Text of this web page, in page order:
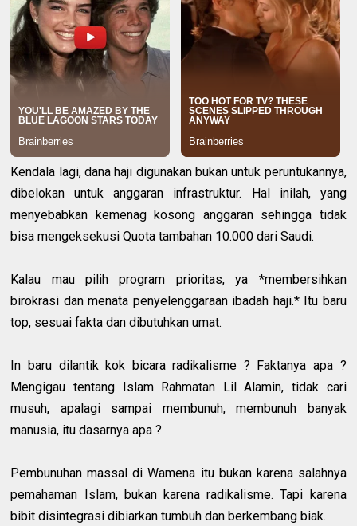
Kendala lagi, dana haji digunakan bukan untuk peruntukannya,
dibelokan untuk anggaran infrastruktur. Hal inilah, yang
menyebabkan kemenag kosong anggaran sehingga tidak
bisa mengeksekusi Quota tambahan 10.000 dari Saudi.
Kalau mau pilih program prioritas, ya *membersihkan
birokrasi dan menata penyelenggaraan ibadah haji.* Itu baru
top, sesuai fakta dan dibutuhkan umat.
In baru dilantik kok bicara radikalisme ? Faktanya apa ?
Mengigau tentang Islam Rahmatan Lil Alamin, tidak cari
musuh, apalagi sampai membunuh, membunuh banyak
manusia, itu dasarnya apa ?
Pembunuhan massal di Wamena itu bukan karena salahnya
pemahaman Islam, bukan karena radikalisme. Tapi karena
bibit disintegrasi dibiarkan tumbuh dan berkembang biak.